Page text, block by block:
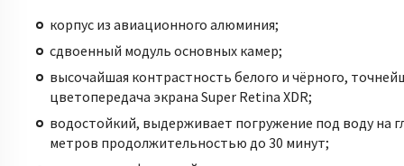
корпус из авиационного алюминия;
сдвоенный модуль основных камер;
высочайшая контрастность белого и чёрного,
цветопередача экрана Super Retina XDR;
водостойкий, выдерживает погружение под воду на
метров продолжительностью до 30 минут;